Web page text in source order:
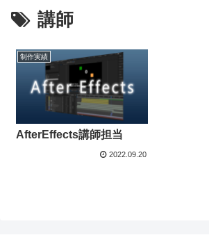
講師
制作実績
AfterEffects講師担当
2022.09.20